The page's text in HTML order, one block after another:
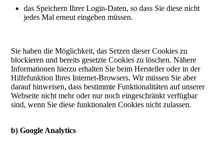
das Speichern Ihrer Login-Daten, so dass Sie diese nicht
jedes Mal erneut eingeben müssen.
Sie haben die Möglichkeit, das Setzen dieser Cookies zu
blockieren und bereits gesetzte Cookies zu löschen. Nähere
Informationen hierzu erhalten Sie beim Hersteller oder in der
Hilfefunktion Ihres Internet-Browsers. Wir müssen Sie aber
darauf hinweisen, dass bestimmte Funktionalitäten auf unserer
Webseite nicht mehr oder nur noch eingeschränkt verfügbar
sind, wenn Sie diese funktionalen Cookies nicht zulassen.
b) Google Analytics